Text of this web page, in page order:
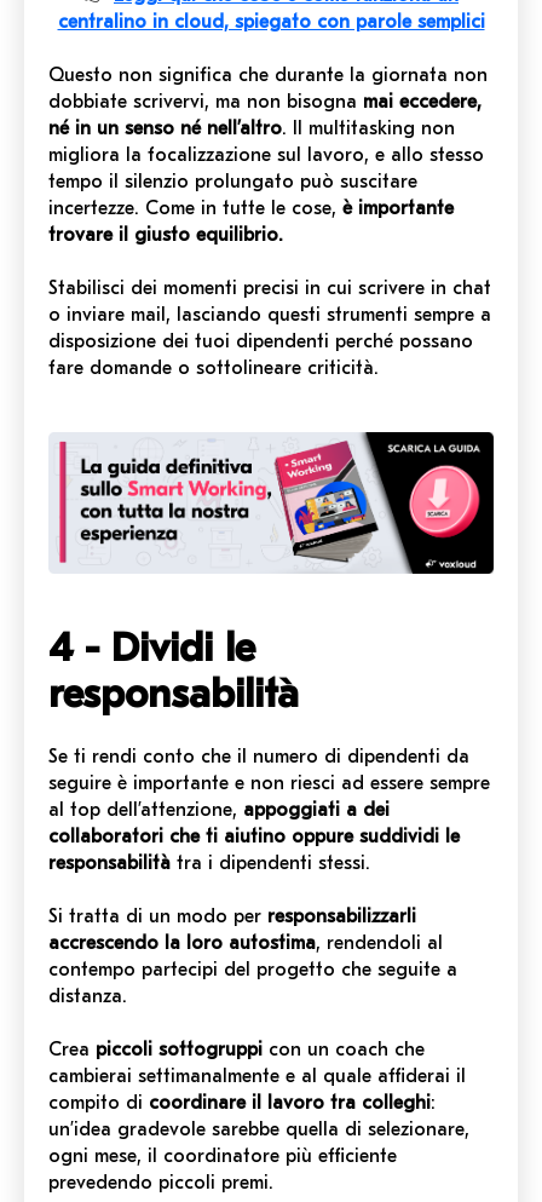
centralino in cloud, spiegato con parole semplici
Questo non significa che durante la giornata non
dobbiate scrivervi, ma non bisogna mai eccedere,
né in un senso né nell’altro. Il multitasking non
migliora la focalizzazione sul lavoro, e allo stesso
tempo il silenzio prolungato può suscitare
incertezze. Come in tutte le cose, è importante
trovare il giusto equilibrio.
Stabilisci dei momenti precisi in cui scrivere in chat
o inviare mail, lasciando questi strumenti sempre a
disposizione dei tuoi dipendenti perché possano
fare domande o sottolineare criticità.
4 - Dividi le
responsabilità
Se ti rendi conto che il numero di dipendenti da
seguire è importante e non riesci ad essere sempre
al top dell’attenzione, appoggiati a dei
collaboratori che ti aiutino oppure suddividi le
responsabilità tra i dipendenti stessi.
Si tratta di un modo per responsabilizzarli
accrescendo la loro autostima, rendendoli al
contempo partecipi del progetto che seguite a
distanza.
Crea piccoli sottogruppi con un coach che
cambierai settimanalmente e al quale affiderai il
compito di coordinare il lavoro tra colleghi:
un’idea gradevole sarebbe quella di selezionare,
ogni mese, il coordinatore più efficiente
prevedendo piccoli premi.